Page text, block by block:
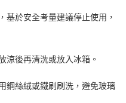
基於安全考量建議停止使用，
涼後再清洗或放入冰箱。
鋼絲絨或鐵刷刷洗，避免玻璃